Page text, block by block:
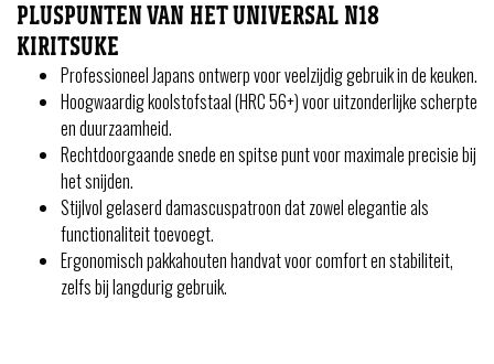
PLUSPUNTEN VAN HET UNIVERSAL N18
KIRITSUKE
Professioneel Japans ontwerp voor veelzijdig gebruik in de keuken.
Hoogwaardig koolstofstaal (HRC 56+) voor uitzonderlijke scherpte
en duurzaamheid.
Rechtdoorgaande snede en spitse punt voor maximale precisie bij
het snijden.
Stijlvol gelaserd damascuspatroon dat zowel elegantie als
functionaliteit toevoegt.
Ergonomisch pakkahouten handvat voor comfort en stabiliteit,
zelfs bij langdurig gebruik.